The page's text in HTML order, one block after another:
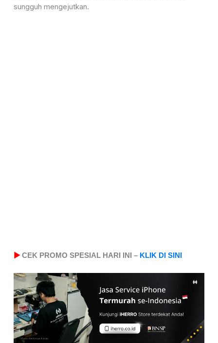
sungguh mengejutkan.
▶CEK PROMO SPESIAL HARI INI – KLIK DI SINI